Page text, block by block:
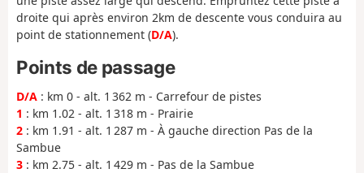
droite qui après environ 2km de descente vous conduira au
point de stationnement (D/A).
Points de passage
D/A : km 0 - alt. 1 362 m - Carrefour de pistes
1 : km 1.02 - alt. 1 318 m - Prairie
2 : km 1.91 - alt. 1 287 m - À gauche direction Pas de la
Sambue
3 : km 2.75 - alt. 1 429 m - Pas de la Sambue